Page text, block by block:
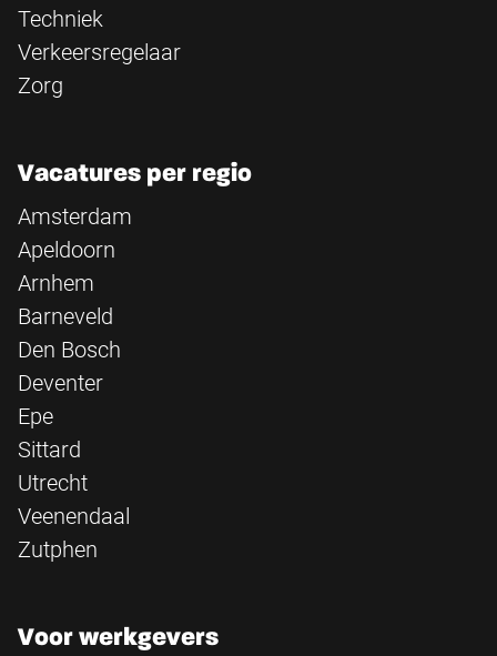
Techniek
Verkeersregelaar
Zorg
Vacatures per regio
Amsterdam
Apeldoorn
Arnhem
Barneveld
Den Bosch
Deventer
Epe
Sittard
Utrecht
Veenendaal
Zutphen
Voor werkgevers